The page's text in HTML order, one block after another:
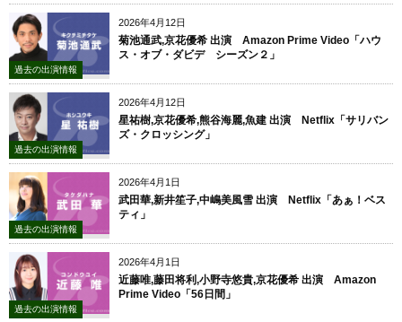
2026年4月12日
過去の出演情報
菊池通武,京花優希 出演 Amazon Prime Video「ハウ
ス・オブ・ダビデ シーズン２」
2026年4月12日
過去の出演情報
星祐樹,京花優希,熊谷海麗,魚建 出演 Netflix「サリバン
ズ・クロッシング 」
2026年4月1日
過去の出演情報
武田華,新井笙子,中嶋美風雪 出演 Netflix「あぁ！ベス
ティ」
2026年4月1日
過去の出演情報
近藤唯,藤田将利,小野寺悠貴,京花優希 出演 Amazon
Prime Video「56日間」